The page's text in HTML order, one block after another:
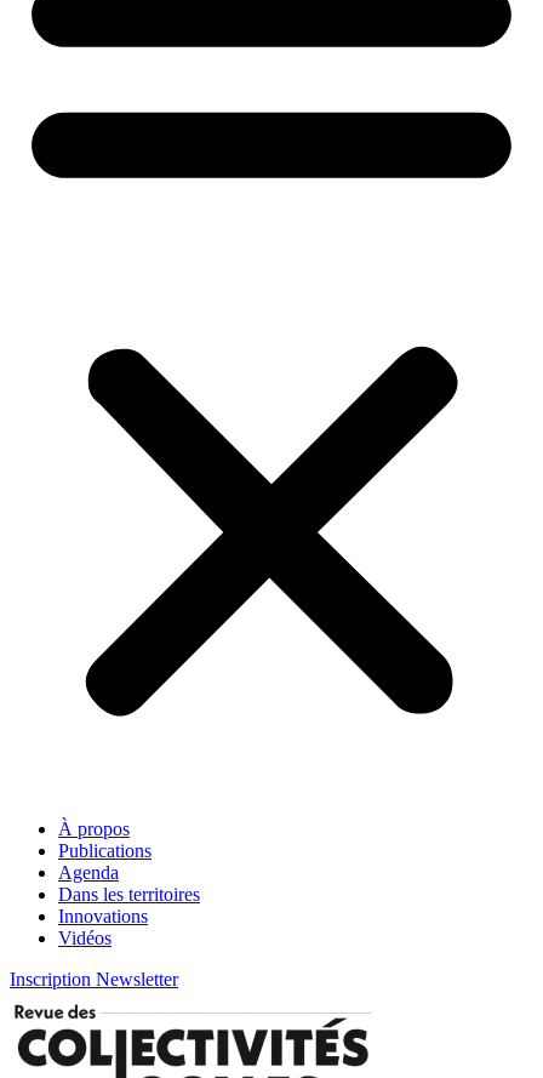
À propos
Publications
Agenda
Dans les territoires
Innovations
Vidéos
Inscription Newsletter